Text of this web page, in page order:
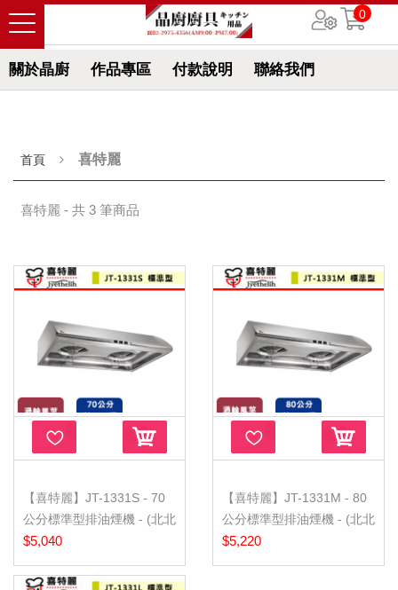
關於晶廚 作品專區 付款說明 聯絡我們
0
首頁 喜特麗
喜特麗 - 共 3 筆商品
【喜特麗】JT-1331S - 70
公分標準型排油煙機 - (北北
基...
$5,040
【喜特麗】JT-1331M - 80
公分標準型排油煙機 - (北北
基...
$5,220